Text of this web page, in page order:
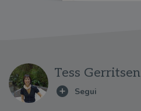
Tess Gerritsen